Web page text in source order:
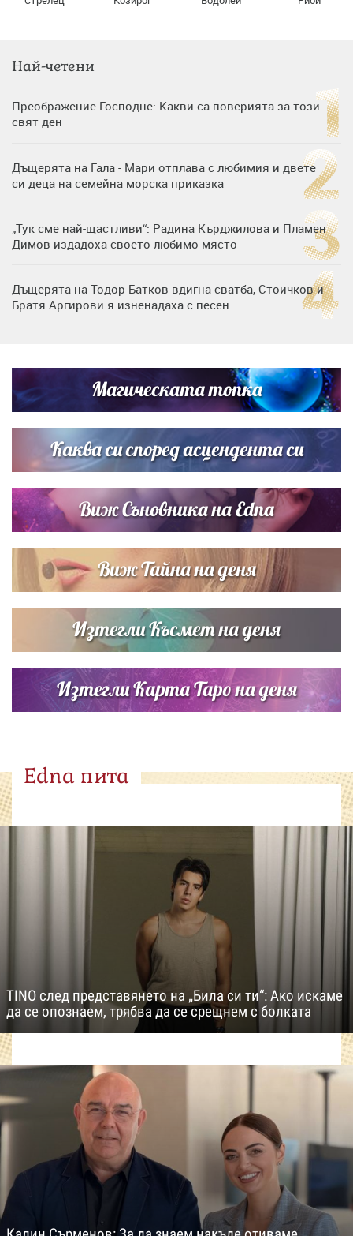
Най-четени
Преображение Господне: Какви са поверията за този
свят ден
Дъщерята на Гала - Мари отплава с любимия и двете
си деца на семейна морска приказка
„Тук сме най-щастливи“: Радина Кърджилова и Пламен
Димов издадоха своето любимо място
Дъщерята на Тодор Батков вдигна сватба, Стоичков и
Братя Аргирови я изненадаха с песен
Списъкът е ясен: Джей Ло и Риана във ВИП гостите на
сватбата на Роналдо
Магическата топка
Каква си според асцендента си
Виж Съновника на Edna
Виж Тайна на деня
Изтегли Късмет на деня
Изтегли Карта Таро на деня
Edna пита
TINO след представянето на „Била си ти“: Ако искаме
да се опознаем, трябва да се срещнем с болката